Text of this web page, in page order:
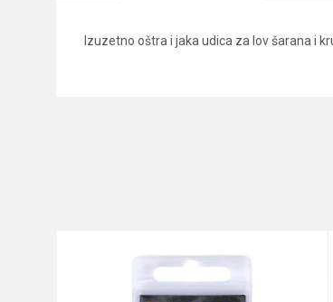
Izuzetno oštra i jaka udica za lov šarana i